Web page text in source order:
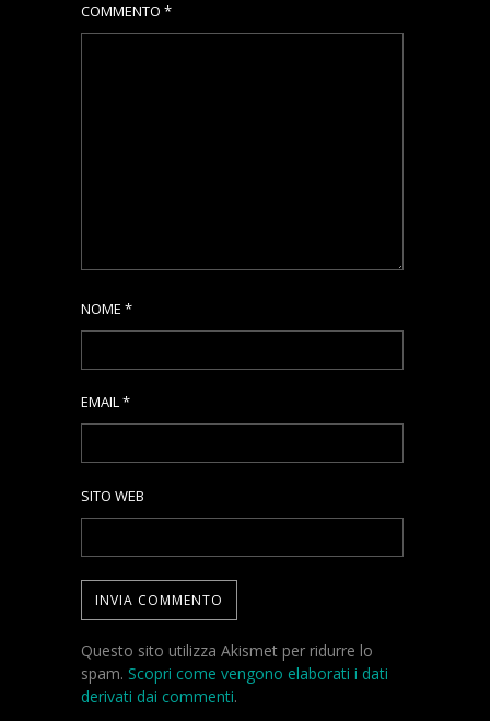
COMMENTO *
NOME *
EMAIL*
SITO WEB
Questo sito utilizza Akismet per ridurre lo
spam. Scopri come vengono elaborati i dati
derivati dai commenti.